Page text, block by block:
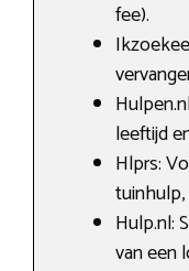
fee).
leeftijd
Hlprs:
Hulp.nl:
van een